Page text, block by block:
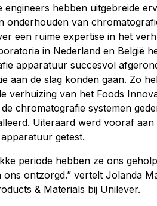
engineers hebben uitgebreide
onderhouden van
een ruime expertise in het
in Nederland en België
apparatuur succesvol
aan de slag konden gaan. Zo
verhuizing van het Foods
de chromatografie systemen
Uiteraard werd vooraf aan
getest.
periode hebben ze ons
ons ontzorgd.” vertelt Jolanda
& Materials bij Unilever.